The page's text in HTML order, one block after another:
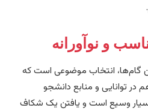
و نوآورانه
انتخاب موضوعی است که
و منابع دانشجو
وسیع است و یافتن یک شکاف